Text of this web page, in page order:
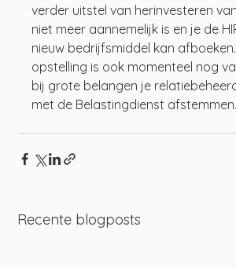
verder uitstel van herinvesteren
niet meer aannemelijk is en je de
nieuw bedrijfsmiddel kan
opstelling is ook momenteel nog
bij grote belangen je
met de Belastingdienst afstemmen.
Recente blogposts